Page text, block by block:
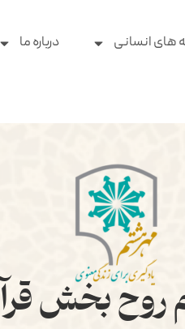
های انسانی درباره ما
روح بخش